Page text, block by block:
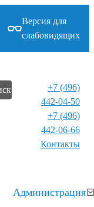
Версия для
слабовидящих
+7 (496)
442-04-50
+7 (496)
442-06-66
Контакты⁠
Администрация